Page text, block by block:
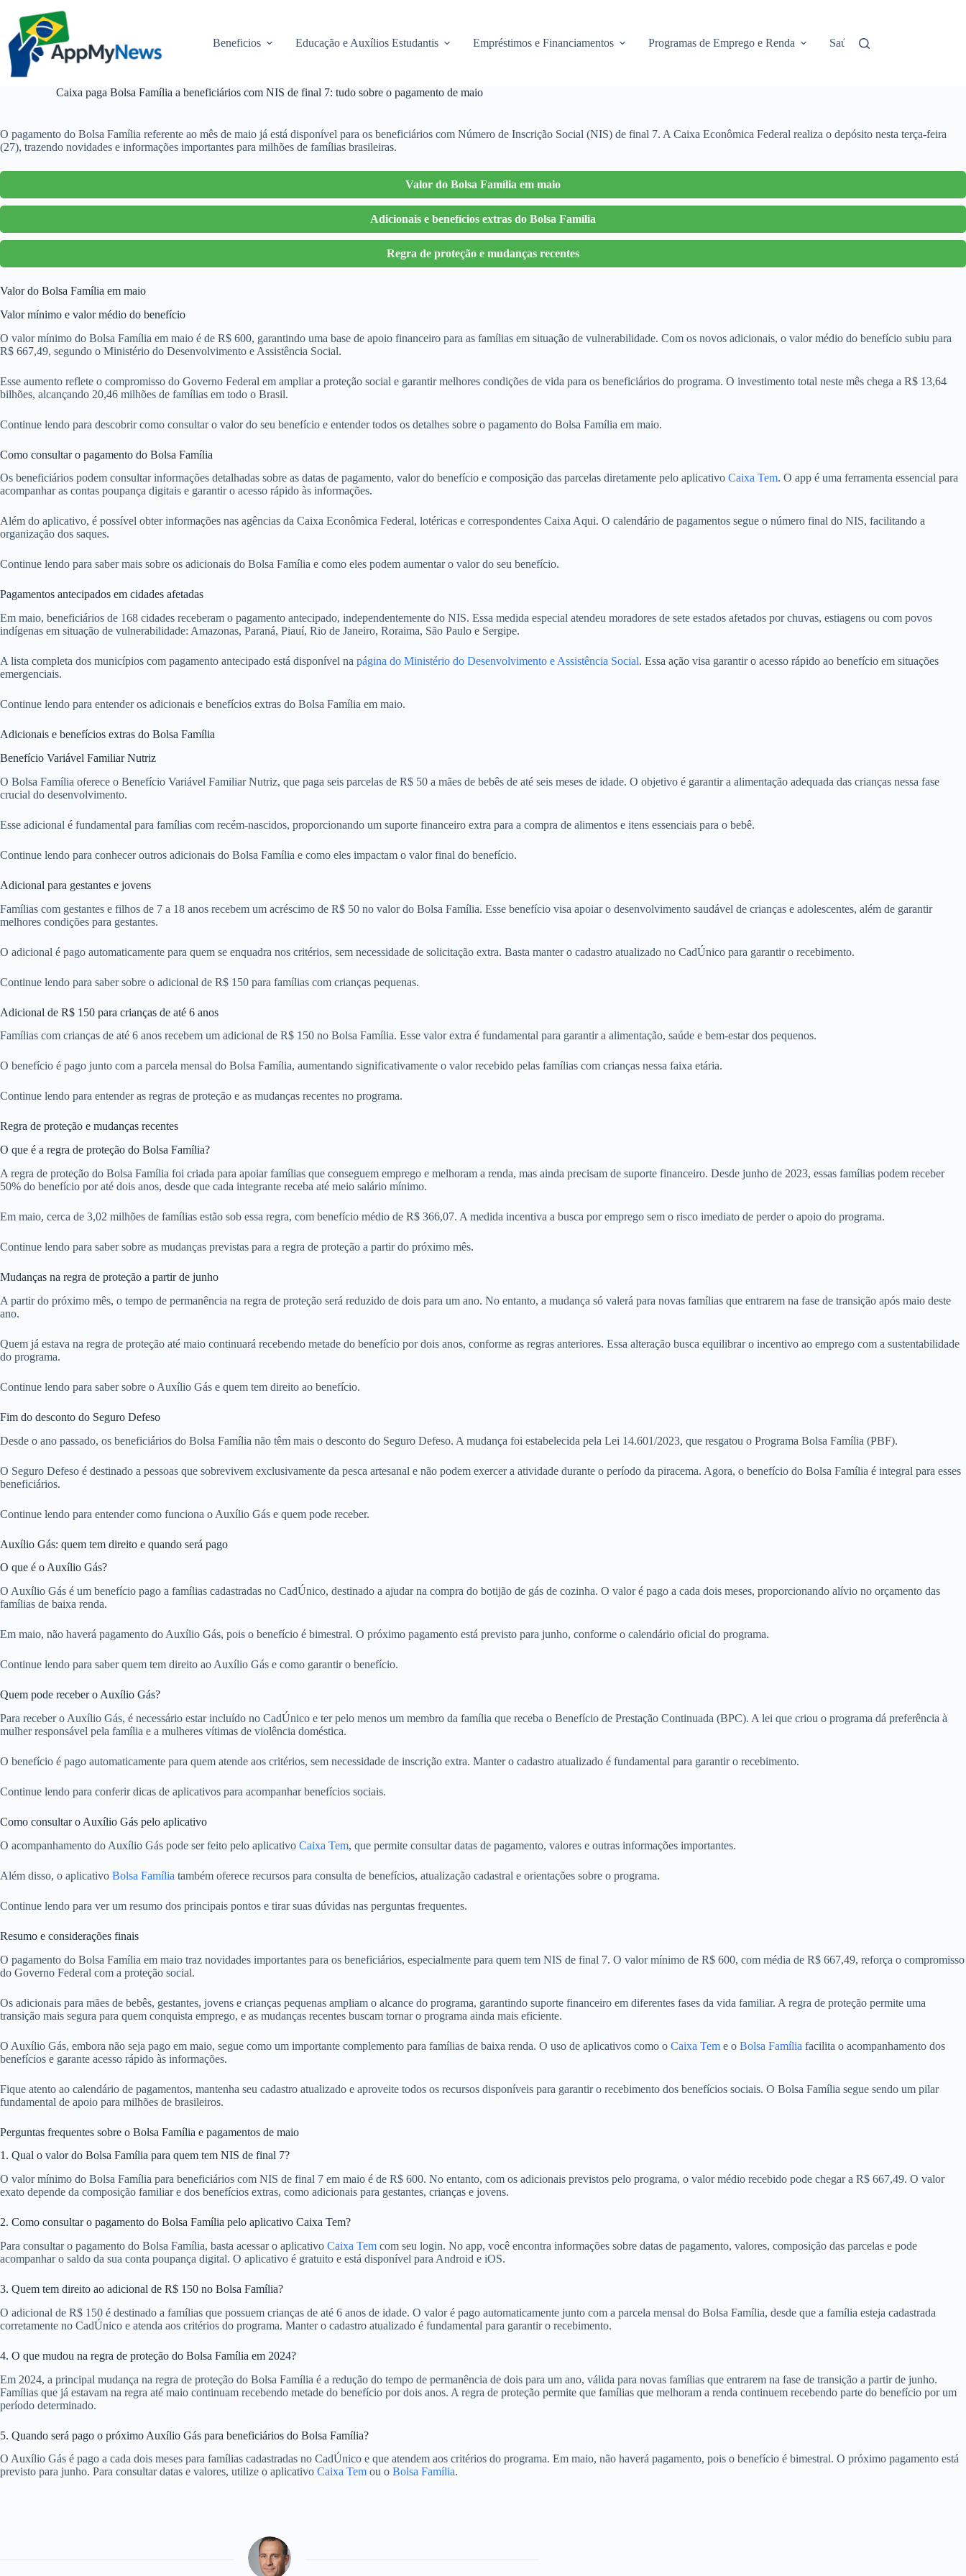
conteúdo
Beneficios Educação e Auxílios Estudantis Empréstimos e Financiamentos Programas de Emprego e Renda Saúde e Assistência
Caixa paga Bolsa Família a beneficiários com NIS de final 7: tudo sobre o pagamento de maio
O pagamento do Bolsa Família referente ao mês de maio já está disponível para os beneficiários com Número de Inscrição Social (NIS) de final 7. A Caixa Econômica Federal realiza o depósito nesta terça-feira
(27), trazendo novidades e informações importantes para milhões de famílias brasileiras.
Valor do Bolsa Família em maio
Adicionais e benefícios extras do Bolsa Família
Regra de proteção e mudanças recentes
Valor do Bolsa Família em maio
Valor mínimo e valor médio do benefício
O valor mínimo do Bolsa Família em maio é de R$ 600, garantindo uma base de apoio financeiro para as famílias em situação de vulnerabilidade. Com os novos adicionais, o valor médio do benefício subiu para
R$ 667,49, segundo o Ministério do Desenvolvimento e Assistência Social.
Esse aumento reflete o compromisso do Governo Federal em ampliar a proteção social e garantir melhores condições de vida para os beneficiários do programa. O investimento total neste mês chega a R$ 13,64
bilhões, alcançando 20,46 milhões de famílias em todo o Brasil.
Continue lendo para descobrir como consultar o valor do seu benefício e entender todos os detalhes sobre o pagamento do Bolsa Família em maio.
Como consultar o pagamento do Bolsa Família
Os beneficiários podem consultar informações detalhadas sobre as datas de pagamento, valor do benefício e composição das parcelas diretamente pelo aplicativo Caixa Tem. O app é uma ferramenta essencial para
acompanhar as contas poupança digitais e garantir o acesso rápido às informações.
Além do aplicativo, é possível obter informações nas agências da Caixa Econômica Federal, lotéricas e correspondentes Caixa Aqui. O calendário de pagamentos segue o número final do NIS, facilitando a
organização dos saques.
Continue lendo para saber mais sobre os adicionais do Bolsa Família e como eles podem aumentar o valor do seu benefício.
Pagamentos antecipados em cidades afetadas
Em maio, beneficiários de 168 cidades receberam o pagamento antecipado, independentemente do NIS. Essa medida especial atendeu moradores de sete estados afetados por chuvas, estiagens ou com povos
indígenas em situação de vulnerabilidade: Amazonas, Paraná, Piauí, Rio de Janeiro, Roraima, São Paulo e Sergipe.
A lista completa dos municípios com pagamento antecipado está disponível na página do Ministério do Desenvolvimento e Assistência Social. Essa ação visa garantir o acesso rápido ao benefício em situações
emergenciais.
Continue lendo para entender os adicionais e benefícios extras do Bolsa Família em maio.
Adicionais e benefícios extras do Bolsa Família
Benefício Variável Familiar Nutriz
O Bolsa Família oferece o Benefício Variável Familiar Nutriz, que paga seis parcelas de R$ 50 a mães de bebês de até seis meses de idade. O objetivo é garantir a alimentação adequada das crianças nessa fase
crucial do desenvolvimento.
Esse adicional é fundamental para famílias com recém-nascidos, proporcionando um suporte financeiro extra para a compra de alimentos e itens essenciais para o bebê.
Continue lendo para conhecer outros adicionais do Bolsa Família e como eles impactam o valor final do benefício.
Adicional para gestantes e jovens
Famílias com gestantes e filhos de 7 a 18 anos recebem um acréscimo de R$ 50 no valor do Bolsa Família. Esse benefício visa apoiar o desenvolvimento saudável de crianças e adolescentes, além de garantir
melhores condições para gestantes.
O adicional é pago automaticamente para quem se enquadra nos critérios, sem necessidade de solicitação extra. Basta manter o cadastro atualizado no CadÚnico para garantir o recebimento.
Continue lendo para saber sobre o adicional de R$ 150 para famílias com crianças pequenas.
Adicional de R$ 150 para crianças de até 6 anos
Famílias com crianças de até 6 anos recebem um adicional de R$ 150 no Bolsa Família. Esse valor extra é fundamental para garantir a alimentação, saúde e bem-estar dos pequenos.
O benefício é pago junto com a parcela mensal do Bolsa Família, aumentando significativamente o valor recebido pelas famílias com crianças nessa faixa etária.
Continue lendo para entender as regras de proteção e as mudanças recentes no programa.
Regra de proteção e mudanças recentes
O que é a regra de proteção do Bolsa Família?
A regra de proteção do Bolsa Família foi criada para apoiar famílias que conseguem emprego e melhoram a renda, mas ainda precisam de suporte financeiro. Desde junho de 2023, essas famílias podem receber
50% do benefício por até dois anos, desde que cada integrante receba até meio salário mínimo.
Em maio, cerca de 3,02 milhões de famílias estão sob essa regra, com benefício médio de R$ 366,07. A medida incentiva a busca por emprego sem o risco imediato de perder o apoio do programa.
Continue lendo para saber sobre as mudanças previstas para a regra de proteção a partir do próximo mês.
Mudanças na regra de proteção a partir de junho
A partir do próximo mês, o tempo de permanência na regra de proteção será reduzido de dois para um ano. No entanto, a mudança só valerá para novas famílias que entrarem na fase de transição após maio deste
ano.
Quem já estava na regra de proteção até maio continuará recebendo metade do benefício por dois anos, conforme as regras anteriores. Essa alteração busca equilibrar o incentivo ao emprego com a sustentabilidade
do programa.
Continue lendo para saber sobre o Auxílio Gás e quem tem direito ao benefício.
Fim do desconto do Seguro Defeso
Desde o ano passado, os beneficiários do Bolsa Família não têm mais o desconto do Seguro Defeso. A mudança foi estabelecida pela Lei 14.601/2023, que resgatou o Programa Bolsa Família (PBF).
O Seguro Defeso é destinado a pessoas que sobrevivem exclusivamente da pesca artesanal e não podem exercer a atividade durante o período da piracema. Agora, o benefício do Bolsa Família é integral para esses
beneficiários.
Continue lendo para entender como funciona o Auxílio Gás e quem pode receber.
Auxílio Gás: quem tem direito e quando será pago
O que é o Auxílio Gás?
O Auxílio Gás é um benefício pago a famílias cadastradas no CadÚnico, destinado a ajudar na compra do botijão de gás de cozinha. O valor é pago a cada dois meses, proporcionando alívio no orçamento das
famílias de baixa renda.
Em maio, não haverá pagamento do Auxílio Gás, pois o benefício é bimestral. O próximo pagamento está previsto para junho, conforme o calendário oficial do programa.
Continue lendo para saber quem tem direito ao Auxílio Gás e como garantir o benefício.
Quem pode receber o Auxílio Gás?
Para receber o Auxílio Gás, é necessário estar incluído no CadÚnico e ter pelo menos um membro da família que receba o Benefício de Prestação Continuada (BPC). A lei que criou o programa dá preferência à
mulher responsável pela família e a mulheres vítimas de violência doméstica.
O benefício é pago automaticamente para quem atende aos critérios, sem necessidade de inscrição extra. Manter o cadastro atualizado é fundamental para garantir o recebimento.
Continue lendo para conferir dicas de aplicativos para acompanhar benefícios sociais.
Como consultar o Auxílio Gás pelo aplicativo
O acompanhamento do Auxílio Gás pode ser feito pelo aplicativo Caixa Tem, que permite consultar datas de pagamento, valores e outras informações importantes.
Além disso, o aplicativo Bolsa Família também oferece recursos para consulta de benefícios, atualização cadastral e orientações sobre o programa.
Continue lendo para ver um resumo dos principais pontos e tirar suas dúvidas nas perguntas frequentes.
Resumo e considerações finais
O pagamento do Bolsa Família em maio traz novidades importantes para os beneficiários, especialmente para quem tem NIS de final 7. O valor mínimo de R$ 600, com média de R$ 667,49, reforça o compromisso
do Governo Federal com a proteção social.
Os adicionais para mães de bebês, gestantes, jovens e crianças pequenas ampliam o alcance do programa, garantindo suporte financeiro em diferentes fases da vida familiar. A regra de proteção permite uma
transição mais segura para quem conquista emprego, e as mudanças recentes buscam tornar o programa ainda mais eficiente.
O Auxílio Gás, embora não seja pago em maio, segue como um importante complemento para famílias de baixa renda. O uso de aplicativos como o Caixa Tem e o Bolsa Família facilita o acompanhamento dos
benefícios e garante acesso rápido às informações.
Fique atento ao calendário de pagamentos, mantenha seu cadastro atualizado e aproveite todos os recursos disponíveis para garantir o recebimento dos benefícios sociais. O Bolsa Família segue sendo um pilar
fundamental de apoio para milhões de brasileiros.
Perguntas frequentes sobre o Bolsa Família e pagamentos de maio
1. Qual o valor do Bolsa Família para quem tem NIS de final 7?
O valor mínimo do Bolsa Família para beneficiários com NIS de final 7 em maio é de R$ 600. No entanto, com os adicionais previstos pelo programa, o valor médio recebido pode chegar a R$ 667,49. O valor
exato depende da composição familiar e dos benefícios extras, como adicionais para gestantes, crianças e jovens.
2. Como consultar o pagamento do Bolsa Família pelo aplicativo Caixa Tem?
Para consultar o pagamento do Bolsa Família, basta acessar o aplicativo Caixa Tem com seu login. No app, você encontra informações sobre datas de pagamento, valores, composição das parcelas e pode
acompanhar o saldo da sua conta poupança digital. O aplicativo é gratuito e está disponível para Android e iOS.
3. Quem tem direito ao adicional de R$ 150 no Bolsa Família?
O adicional de R$ 150 é destinado a famílias que possuem crianças de até 6 anos de idade. O valor é pago automaticamente junto com a parcela mensal do Bolsa Família, desde que a família esteja cadastrada
corretamente no CadÚnico e atenda aos critérios do programa. Manter o cadastro atualizado é fundamental para garantir o recebimento.
4. O que mudou na regra de proteção do Bolsa Família em 2024?
Em 2024, a principal mudança na regra de proteção do Bolsa Família é a redução do tempo de permanência de dois para um ano, válida para novas famílias que entrarem na fase de transição a partir de junho.
Famílias que já estavam na regra até maio continuam recebendo metade do benefício por dois anos. A regra de proteção permite que famílias que melhoram a renda continuem recebendo parte do benefício por um
período determinado.
5. Quando será pago o próximo Auxílio Gás para beneficiários do Bolsa Família?
O Auxílio Gás é pago a cada dois meses para famílias cadastradas no CadÚnico e que atendem aos critérios do programa. Em maio, não haverá pagamento, pois o benefício é bimestral. O próximo pagamento está
previsto para junho. Para consultar datas e valores, utilize o aplicativo Caixa Tem ou o Bolsa Família.